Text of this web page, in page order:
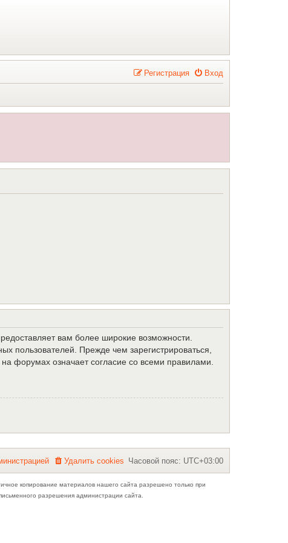
Вход
Регистрация
вам более широкие возможности.
пользователей. Прежде чем зарегистрироваться,
форумах означает согласие со всеми правилами.
Часовой пояс: UTC+03:00
Удалить cookies
инистрацией
копирование материалов нашего сайта разрешено только при
разрешения администрации сайта.